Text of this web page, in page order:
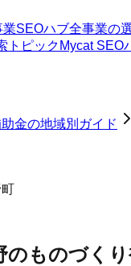
業SEOハブ全事業の
トピック Mycat SEO
金の地域別ガイド
のものづく